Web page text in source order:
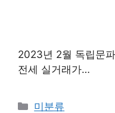
2023년 2월 독립문
전세 실거래가…
Categories
미분류